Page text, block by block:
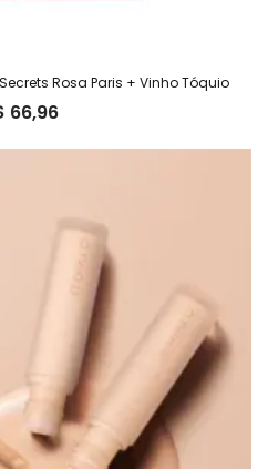
Rosa Paris + Vinho Tóquio
66,96